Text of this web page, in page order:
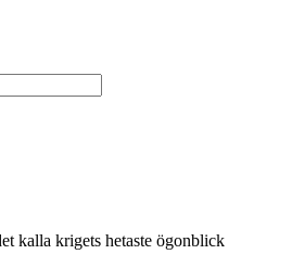
kalla krigets hetaste ögonblick